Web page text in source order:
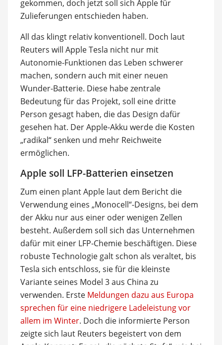
gekommen, doch jetzt soll sich Apple für
Zulieferungen entschieden haben.
All das klingt relativ konventionell. Doch laut
Reuters will Apple Tesla nicht nur mit
Autonomie-Funktionen das Leben schwerer
machen, sondern auch mit einer neuen
Wunder-Batterie. Diese habe zentrale
Bedeutung für das Projekt, soll eine dritte
Person gesagt haben, die das Design dafür
gesehen hat. Der Apple-Akku werde die Kosten
„radikal“ senken und mehr Reichweite
ermöglichen.
Apple soll LFP-Batterien einsetzen
Zum einen plant Apple laut dem Bericht die
Verwendung eines „Monocell“-Designs, bei dem
der Akku nur aus einer oder wenigen Zellen
besteht. Außerdem soll sich das Unternehmen
dafür mit einer LFP-Chemie beschäftigen. Diese
robuste Technologie galt schon als veraltet, bis
Tesla sich entschloss, sie für die kleinste
Variante seines Model 3 aus China zu
verwenden. Erste Meldungen dazu aus Europa
sprechen für eine niedrigere Ladeleistung vor
allem im Winter. Doch die informierte Person
zeigte sich laut Reuters begeistert von dem